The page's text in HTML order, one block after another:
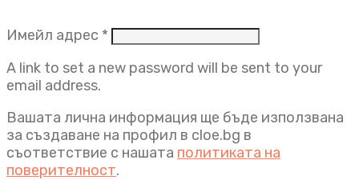
Имейл адрес * Задължително
A link to set a new password will be sent to your
email address.
Вашата лична информация ще бъде използвана
за създаване на профил в cloe.bg в
съответствие с нашата политиката на
поверителност.